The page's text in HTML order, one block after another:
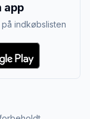
app
indkøbslisten